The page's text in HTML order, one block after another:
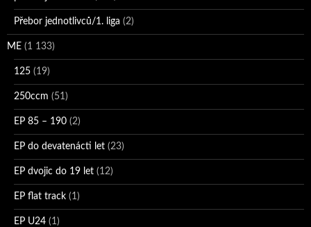
Přebor jednotlivců/1. liga (2)
ME (1 133)
125 (19)
250ccm (51)
EP 85 – 190 (2)
EP do devatenácti let (23)
EP dvojic do 19 let (12)
EP flat track (1)
EP U24 (1)